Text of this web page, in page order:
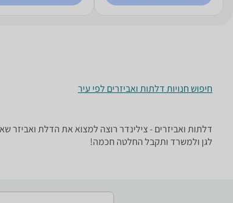
חיפוש חנויות דלתות ואביזרים לפי עיר
דלתות ואביזרים - ‏צילינדר רוצה למצוא את הדלת ואביזר
לגן ולמשרד ותקבל החלטה חכמה!